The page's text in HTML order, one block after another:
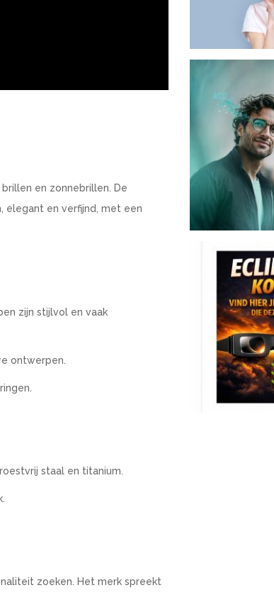
en zonnebrillen. De
elegant en verfijnd, met een
zijn stijlvol en vaak
ontwerpen.
staal en titanium.
zoeken. Het merk spreekt